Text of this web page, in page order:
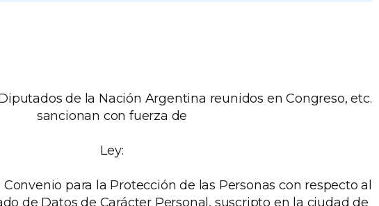
de la Nación Argentina reunidos en Congreso, etc.
sancionan con fuerza de
Ley:
para la Protección de las Personas con respecto al
de Datos de Carácter Personal, suscripto en la ciudad de